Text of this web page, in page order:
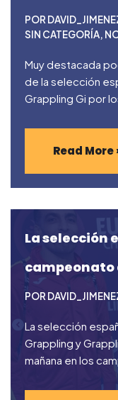
POR
SIN CATEGORÍA,
Muy destacada
de la selección
Grappling Gi por
Read More
La selección
campeonato
POR
La selección
Grappling y
mañana en los